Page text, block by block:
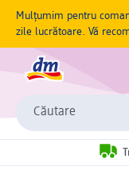
Mulțumim pentru
zile lucrătoare. Vă
Căutare